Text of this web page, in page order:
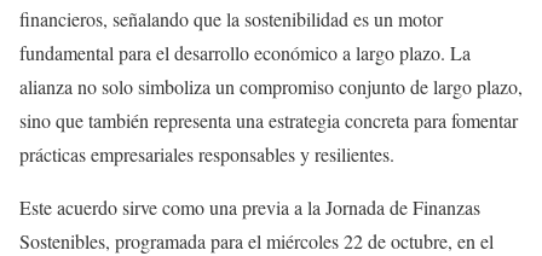
financieros, señalando que la sostenibilidad es un motor
fundamental para el desarrollo económico a largo plazo. La
alianza no solo simboliza un compromiso conjunto de largo plazo,
sino que también representa una estrategia concreta para fomentar
prácticas empresariales responsables y resilientes.
Este acuerdo sirve como una previa a la Jornada de Finanzas
Sostenibles, programada para el miércoles 22 de octubre, en el